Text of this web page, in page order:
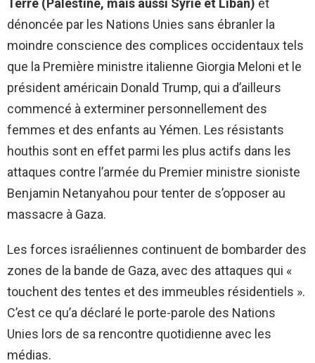
dénoncée par les Nations Unies sans ébranler la
moindre conscience des complices occidentaux tels
que la Première ministre italienne Giorgia Meloni et le
président américain Donald Trump, qui a d’ailleurs
commencé à exterminer personnellement des
femmes et des enfants au Yémen. Les résistants
houthis sont en effet parmi les plus actifs dans les
attaques contre l’armée du Premier ministre sioniste
Benjamin Netanyahou pour tenter de s’opposer au
massacre à Gaza.
Les forces israéliennes continuent de bombarder des
zones de la bande de Gaza, avec des attaques qui «
touchent des tentes et des immeubles résidentiels ».
C’est ce qu’a déclaré le porte-parole des Nations
Unies lors de sa rencontre quotidienne avec les
médias.